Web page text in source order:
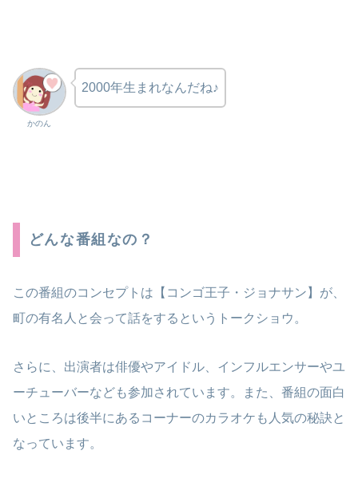
かのん
2000年生まれなんだね♪
どんな番組なの？
この番組のコンセプトは【コンゴ王子・ジョナサン】が、
町の有名人と会って話をするというトークショウ。
さらに、出演者は俳優やアイドル、インフルエンサーやユ
ーチューバーなども参加されています。また、番組の面白
いところは後半にあるコーナーのカラオケも人気の秘訣と
なっています。